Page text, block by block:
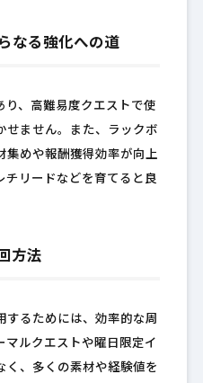
なる強化への道
り、高難易度クエストで使
せません。また、ラックボ
集めや報酬獲得効率が向上
チリードなどを育てると良
方法
するためには、効率的な周
マルクエストや曜日限定イ
く、多くの素材や経験値を